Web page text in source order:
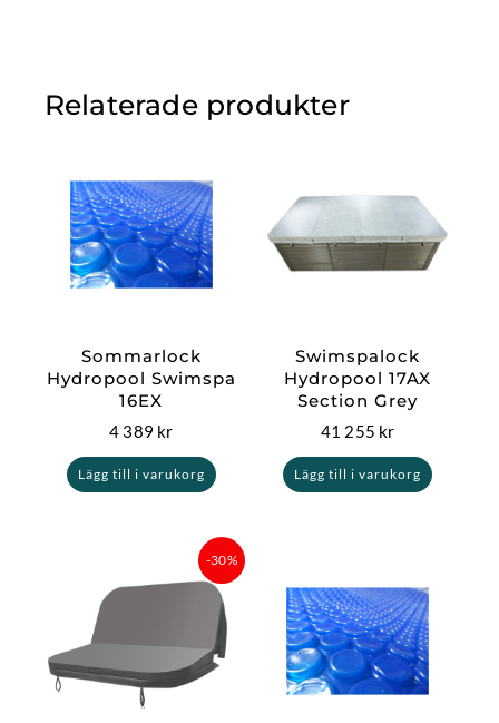
Relaterade produkter
Sommarlock
Hydropool Swimspa
16EX
4 389 kr
Lägg till i varukorg
Swimspalock
Hydropool 17AX
Section Grey
41 255 kr
Lägg till i varukorg
-30%
ursprungliga
Det
nuvarande
priset
är:
5
599,30 kr.